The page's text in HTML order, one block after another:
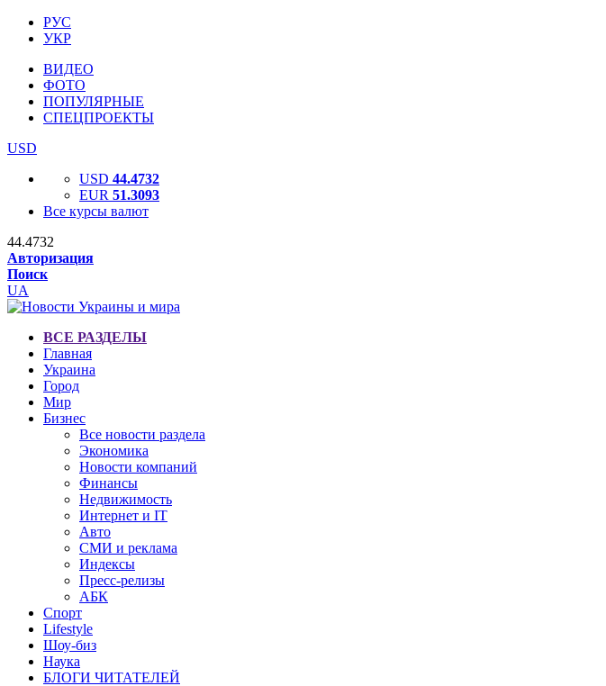
РУС
УКР
ВИДЕО
ФОТО
ПОПУЛЯРНЫЕ
СПЕЦПРОЕКТЫ
USD
USD 44.4732
EUR 51.3093
Все курсы валют
44.4732
Авторизация
Поиск
UA
ВСЕ РАЗДЕЛЫ
Главная
Украина
Город
Мир
Бизнес
Все новости раздела
Экономика
Новости компаний
Финансы
Недвижимость
Интернет и IT
Авто
СМИ и реклама
Индексы
Пресс-релизы
АБК
Спорт
Lifestyle
Шоу-биз
Наука
БЛОГИ ЧИТАТЕЛЕЙ